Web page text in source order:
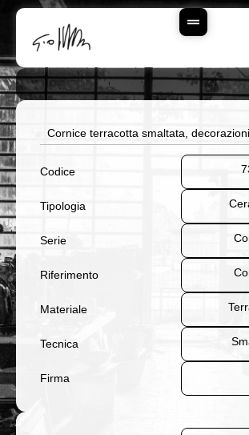
Contenuto
Cornice terracotta smaltata,
Codice
Tipologia
Serie
Riferimento
Materiale
Tecnica
Firma